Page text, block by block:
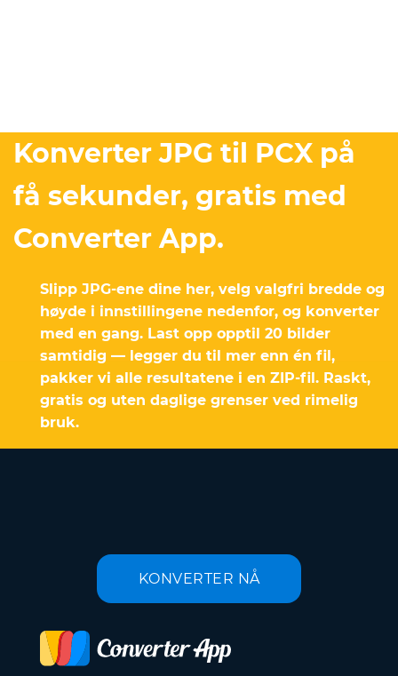
Konverter JPG til PCX på
få sekunder, gratis med
Converter App.
Slipp JPG-ene dine her, velg valgfri bredde og
høyde i innstillingene nedenfor, og konverter
med en gang. Last opp opptil 20 bilder
samtidig — legger du til mer enn én fil,
pakker vi alle resultatene i en ZIP-fil. Raskt,
gratis og uten daglige grenser ved rimelig
bruk.
KONVERTER NÅ